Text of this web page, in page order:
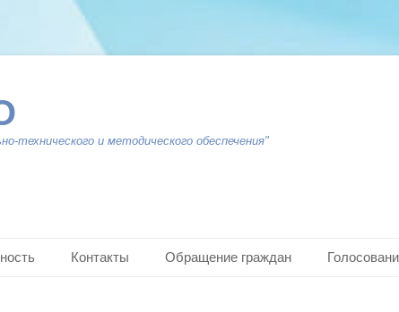
технического и методического обеспечения"
Контакты Обращение граждан